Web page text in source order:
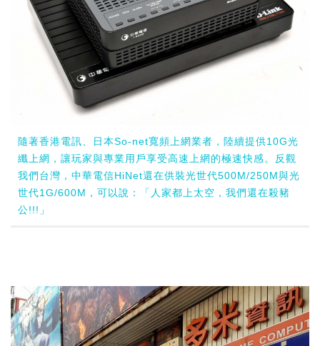
隨著香港電訊、日本So-net寬頻上網業者，陸續提供10G光
纖上網，讓玩家與專業用戶享受高速上網的極速快感。反觀
我們台灣，中華電信HiNet還在供裝光世代500M/250M與光
世代1G/600M，可以說：「人家都上太空，我們還在殺豬
公!!!」